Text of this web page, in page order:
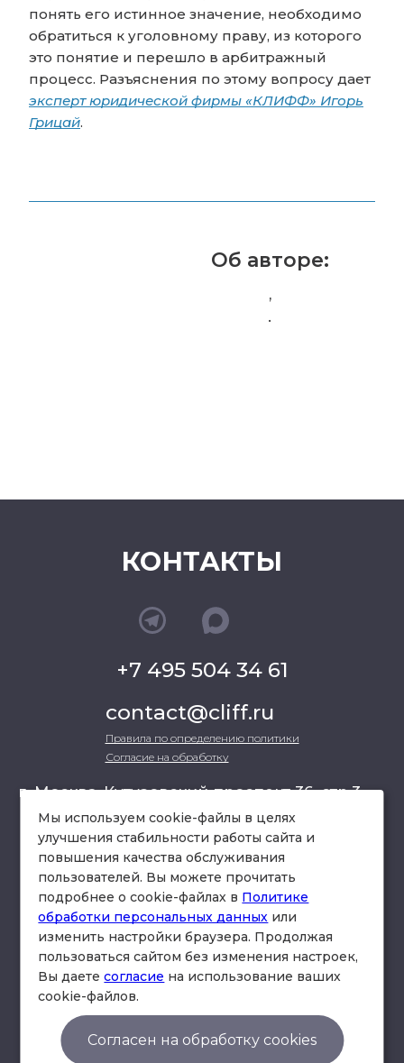
понять его истинное значение, необходимо
обратиться к уголовному праву, из которого
это понятие и перешло в арбитражный
процесс. Разъяснения по этому вопросу дает
эксперт юридической фирмы «КЛИФФ» Игорь
Грицай.
Об авторе:
,
.
КОНТАКТЫ
+7 495 504 34 61
contact@cliff.ru
Правила по определению политики
Согласие на обработку
г. Москва, Кутузовский проспект 36, стр.3 ,
офис 301
схема проезда
© Юридическая фирма «Клифф».
Согласие на обработку
Мы используем cookie-файлы в целях
улучшения стабильности работы сайта и
повышения качества обслуживания
пользователей. Вы можете прочитать
подробнее о cookie-файлах в Политике
обработки персональных данных или
изменить настройки браузера. Продолжая
пользоваться сайтом без изменения настроек,
Вы даетесогласие на использование ваших
cookie-файлов.
Согласен на обработку cookies